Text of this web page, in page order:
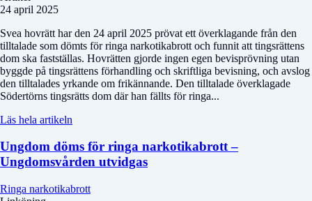
24 april 2025
Svea hovrätt har den 24 april 2025 prövat ett överklagande från den
tilltalade som dömts för ringa narkotikabrott och funnit att tingsrättens
dom ska fastställas. Hovrätten gjorde ingen egen bevisprövning utan
byggde på tingsrättens förhandling och skriftliga bevisning, och avslog
den tilltalades yrkande om frikännande. Den tilltalade överklagade
Södertörns tingsrätts dom där han fällts för ringa...
Läs hela artikeln
Ungdom döms för ringa narkotikabrott –
Ungdomsvården utvidgas
Ringa narkotikabrott